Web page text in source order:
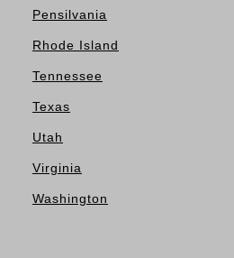
Pensilvania
Rhode Island
Tennessee
Texas
Utah
Virginia
Washington